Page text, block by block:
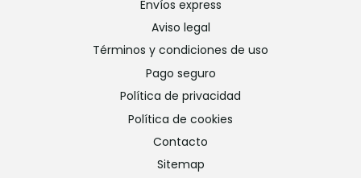
envíos express
aviso legal
términos y condiciones de uso
pago seguro
política de privacidad
política de cookies
contacto
sitemap